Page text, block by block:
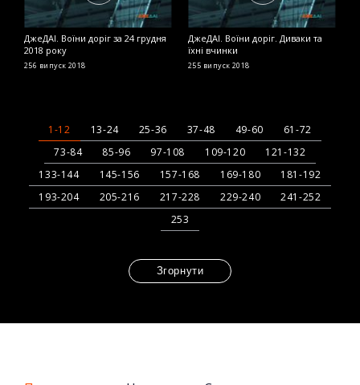
ДжеДАІ. Воїни доріг за 24 грудня
2018 року
256 випуск 2018
ДжеДАІ. Воїни доріг. Диваки та
їхні вчинки
255 випуск 2018
1-12 13-24 25-36 37-48 49-60
61-72
73-84
85-96 97-108 109-120
121-132
133-144
145-156 157-168 169-180
181-192
193-204
205-216 217-228 229-240
241-252
253
Згорнути